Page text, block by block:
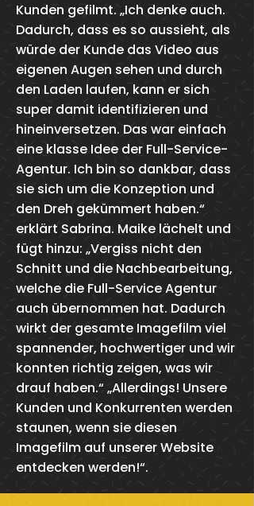
Kunden gefilmt. „Ich denke auch.
Dadurch, dass es so aussieht, als
würde der Kunde das Video aus
eigenen Augen sehen und durch
den Laden laufen, kann er sich
super damit identifizieren und
hineinversetzen. Das war einfach
eine klasse Idee der Full-Service-
Agentur. Ich bin so dankbar, dass
sie sich um die Konzeption und
den Dreh gekümmert haben.“
erklärt Sabrina. Maike lächelt und
fügt hinzu: „Vergiss nicht den
Schnitt und die Nachbearbeitung,
welche die Full-Service Agentur
auch übernommen hat. Dadurch
wirkt der gesamte Imagefilm viel
spannender, hochwertiger und wir
konnten richtig zeigen, was wir
drauf haben.“ „Allerdings! Unsere
Kunden und Konkurrenten werden
staunen, wenn sie diesen
Imagefilm auf unserer Website
entdecken werden!“.